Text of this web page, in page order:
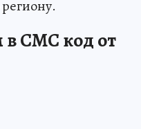
СМС код от